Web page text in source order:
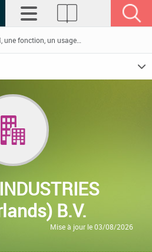
B.V.
Mise à jour le 03/08/2026